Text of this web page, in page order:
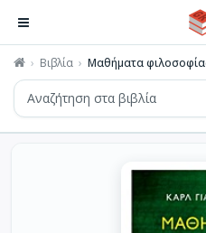
Βιβλία Μαθήματα